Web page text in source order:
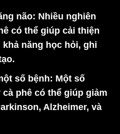
não: Nhiều nghiên
có thể giúp cải thiện
năng học hỏi, ghi
số bệnh: Một số
phê có thể giúp giảm
Alzheimer, và